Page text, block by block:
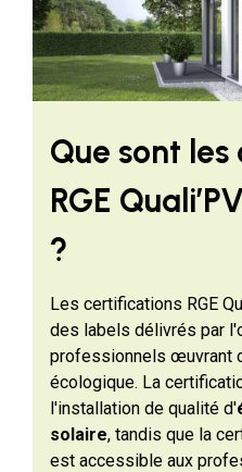
Que sont
RGE
?
Les certifications RGE
des labels délivrés par
professionnels œuvrant
écologique. La
l'installation de qualité d'
solaire, tandis que la
est accessible aux